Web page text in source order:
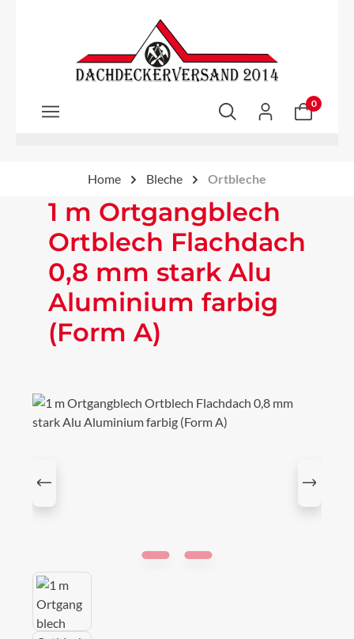
Zum Hauptinhalt springen
0
Home Bleche Ortbleche
1 m Ortgangblech
Ortblech Flachdach
0,8 mm stark Alu
Aluminium farbig
(Form A)
Bildergalerie überspringen